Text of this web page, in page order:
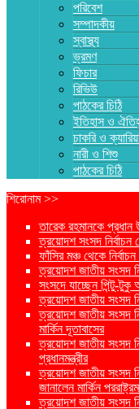
পরিবেশ
সম্পাদকীয়
স্বাস্থ্য
ভ্রমণ
ফিচার
রিভিউ
পাঠকের চিঠি
ইতিহাস ও
চাকরি ও
নারী ও শিশু
পাঠকের চিঠি
শিরোনাম >>
তারেক রহমানকে প্রধান
ত্রয়োদশ সংসদ নির্বাচন
ফাঁসির মঞ্চ থেকে
ত্রয়োদশ জাতীয় সংসদ
সংসদে যাচ্ছেন পিন্টু-
ত্রয়োদশ জাতীয় সংসদ
ত্রয়োদশ জাতীয় সংসদ
মার্কিন দূতাবাসের
ত্রয়োদশ জাতীয় সংসদ
প্রধানমন্ত্রীর
ত্রয়োদশ জাতীয় সংসদ
জানালেন মার্কিন
ত্রয়োদশ জাতীয় সংসদ